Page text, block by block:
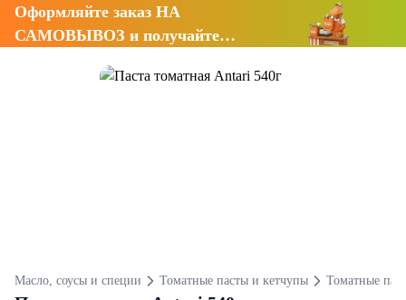
Оформляйте заказ НА
САМОВЫВОЗ и получайте
Масло, соусы и специи Томатные пасты и кетчупы Томатные